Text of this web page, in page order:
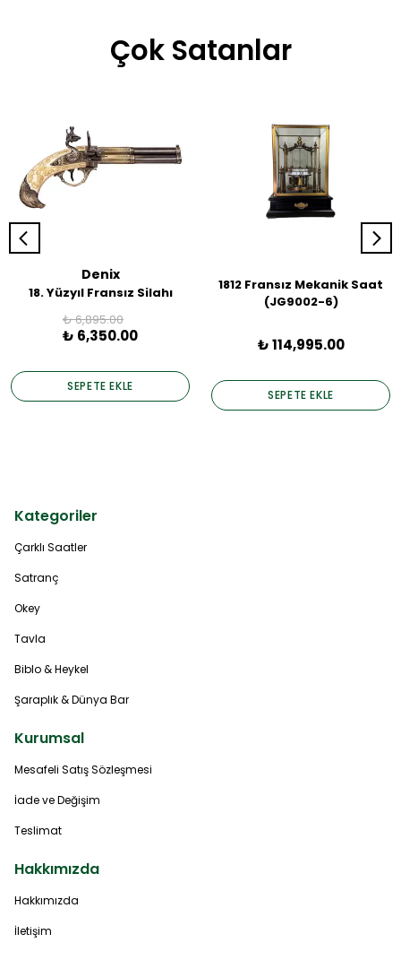
Çok Satanlar
Denix
18. Yüzyıl Fransız Silahı
₺ 6,895.00
₺ 6,350.00
SEPETE EKLE
1812 Fransız Mekanik Saat
(JG9002-6)
₺ 114,995.00
SEPETE EKLE
Kategoriler
Çarklı Saatler
Satranç
Okey
Tavla
Biblo & Heykel
Şaraplık & Dünya Bar
Kurumsal
Mesafeli Satış Sözleşmesi
İade ve Değişim
Teslimat
Hakkımızda
Hakkımızda
İletişim